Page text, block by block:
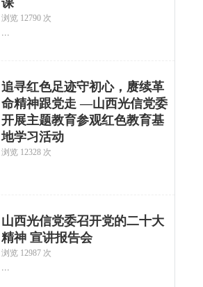
浏览 12790 次
追寻红色足迹守初心，赓续革
命精神跟党走 —山西光信党委
开展主题教育参观红色教育基
地学习活动
浏览 12328 次
山西光信党委召开党的二十大
精神 宣讲报告会
浏览 12987 次